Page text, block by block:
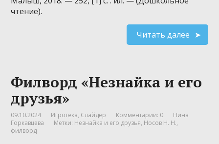
чтение).
Читать далее
Филворд «Незнайка и его
друзья»
09.10.2024 Игротека, Слайдер Комментарии: 0
Нина
Горкавцева
Метки: Незнайка и его друзья, Носов Н. Н.,
филворд